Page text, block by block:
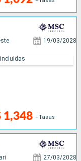
19/03/2028
1,348 +Tasas
27/03/2028